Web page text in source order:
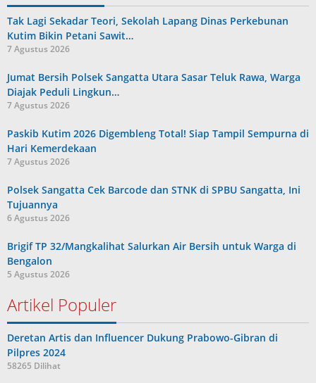
Tak Lagi Sekadar Teori, Sekolah Lapang Dinas Perkebunan
Kutim Bikin Petani Sawit…
7 Agustus 2026
Jumat Bersih Polsek Sangatta Utara Sasar Teluk Rawa, Warga
Diajak Peduli Lingkun…
7 Agustus 2026
Paskib Kutim 2026 Digembleng Total! Siap Tampil Sempurna di
Hari Kemerdekaan
7 Agustus 2026
Polsek Sangatta Cek Barcode dan STNK di SPBU Sangatta, Ini
Tujuannya
6 Agustus 2026
Brigif TP 32/Mangkalihat Salurkan Air Bersih untuk Warga di
Bengalon
5 Agustus 2026
Artikel Populer
Deretan Artis dan Influencer Dukung Prabowo-Gibran di
Pilpres 2024
58265 Dilihat